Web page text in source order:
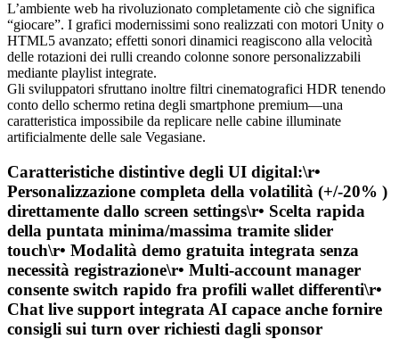
L’ambiente web ha rivoluzionato completamente ciò che significa
“giocare”. I grafici modernissimi sono realizzati con motori Unity o
HTML5 avanzato; effetti sonori dinamici reagiscono alla velocità
delle rotazioni dei rulli creando colonne sonore personalizzabili
mediante playlist integrate.
Gli sviluppatori sfruttano inoltre filtri cinematografici HDR tenendo
conto dello schermo retina degli smartphone premium—una
caratteristica impossibile da replicare nelle cabine illuminate
artificialmente delle sale Vegasiane.
Caratteristiche distintive degli UI digital:\r•
Personalizzazione completa della volatilità (+/-20% )
direttamente dallo screen settings\r• Scelta rapida
della puntata minima/massima tramite slider
touch\r• Modalità demo gratuita integrata senza
necessità registrazione\r• Multi‑account manager
consente switch rapido fra profili wallet differenti\r•
Chat live support integrata AI capace anche fornire
consigli sui turn over richiesti dagli sponsor